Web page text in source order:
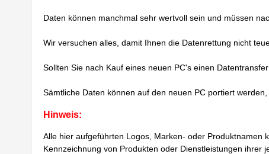
Daten können manchmal sehr wertvoll sein und müssen
Wir versuchen alles, damit Ihnen die Datenrettung nicht
Sollten Sie nach Kauf eines neuen PC's einen
Sämtliche Daten können auf den neuen PC portiert
Hinweis:
Alle hier aufgeführten Logos, Marken- oder Produktnamen
Kennzeichnung von Produkten oder Dienstleistungen ihrer